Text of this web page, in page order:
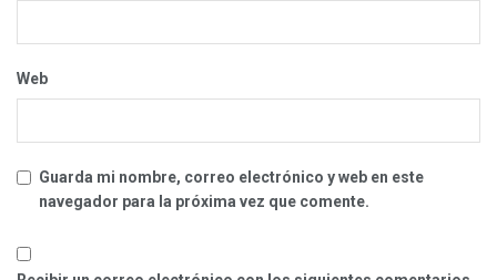
Web
Guarda mi nombre, correo electrónico y web en este
navegador para la próxima vez que comente.